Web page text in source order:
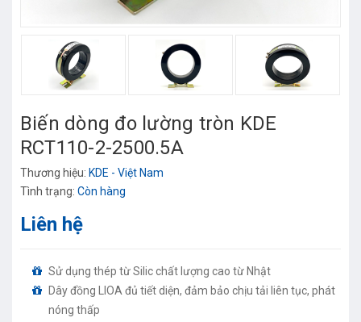
Biến dòng đo lường tròn KDE
RCT110-2-2500.5A
Thương hiệu: KDE - Việt Nam
Tình trạng: Còn hàng
Liên hệ
Sử dụng thép từ Silic chất lượng cao từ Nhật
Dây đồng LIOA đủ tiết diện, đảm bảo chịu tải liên tục, phát
nóng thấp